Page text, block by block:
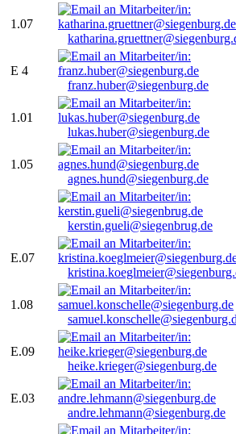
1.07
E 4
franz.huber@siegenburg.de
1.01
lukas.huber@siegenburg.de
1.05
agnes.hund@siegenburg.de
kerstin.gueli@siegenbrug.de
E.07
1.08
E.09
heike.krieger@siegenburg.de
E.03
andre.lehmann@siegenburg.de